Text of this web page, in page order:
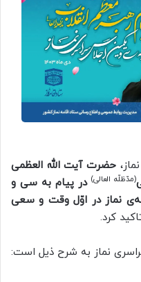
حضرت آیت الله العظمی
(مدّظلّه العالی) در پیام به سی و
نماز در اوّل وقت و سعی
کرد.
نماز به شرح ذیل است: